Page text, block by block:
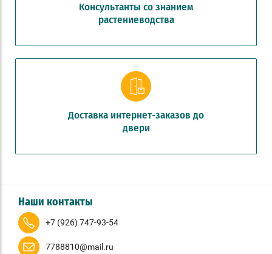
Консультанты со знанием
растениеводства
Доставка интернет-заказов до
двери
Наши контакты
+7 (926) 747-93-54
7788810@mail.ru